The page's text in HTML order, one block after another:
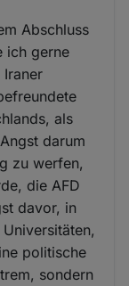
Abschluss
ich gerne
als
darum
zu werfen,
die AFD
davor, in
politische
sondern